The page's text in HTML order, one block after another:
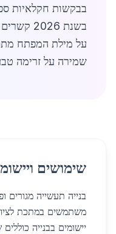
בבקשות חקלאיות
בשנת
על מילת המפתח
שמירה על זרימה
שימושים
בנייה תעשייה מגורים
משתמשים במתכת לציוד
יישומים בבנייה